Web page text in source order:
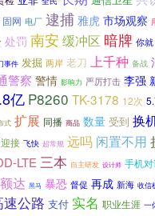
固网 电厂 逮捕 雅虎 市场观察
处罚 南安 缓冲区 暗牌 你就
事件 发掘 两岸 老刀 上千种 备战
警察 警情 影响力 严厉打击 李强
亿 P8260 TK-3178 12次
式 扩展 同播 商品 数量 受到 换
迎接 飞快 超常规 远吗 闲置不用
LTE 三本 自主研发 设计师 手机
额达 黑马 暴恐 督促 再成 新海 收信
速公路 支付 实名 职业生涯 一
在线客服
7*12 QQ在线，服务咨询
服务热线
恭候聆听，023-86382199手
拨打